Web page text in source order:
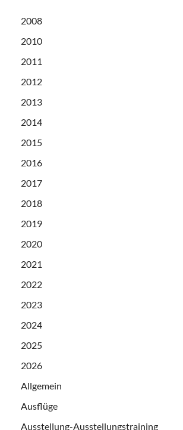
2008
2010
2011
2012
2013
2014
2015
2016
2017
2018
2019
2020
2021
2022
2023
2024
2025
2026
Allgemein
Ausflüge
Ausstellung-Ausstellungstraining